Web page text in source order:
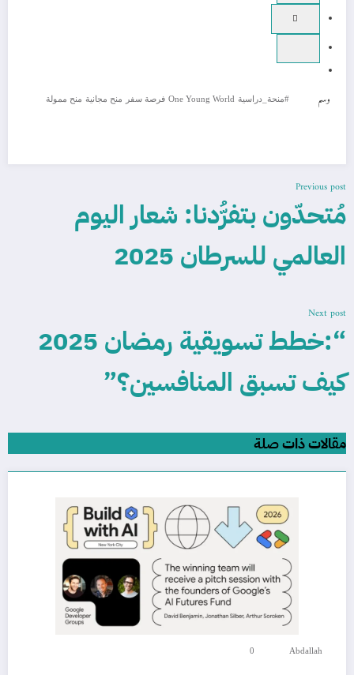
وسم #منحة_دراسية One Young World فرصة سفر منح مجانية منح ممولة
Previous post
مُتحدّون بتفرُّدنا: شعار اليوم
العالمي للسرطان 2025
Next post
“:خطط تسويقية رمضان 2025
كيف تسبق المنافسين؟”
مقالات ذات صلة
Abdallah
0